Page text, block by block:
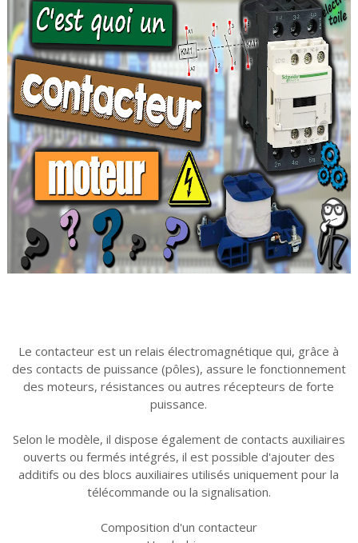
Le contacteur est un relais électromagnétique qui, grâce à
des contacts de puissance (pôles), assure le fonctionnement
des moteurs, résistances ou autres récepteurs de forte
puissance.
Selon le modèle, il dispose également de contacts auxiliaires
ouverts ou fermés intégrés, il est possible d'ajouter des
additifs ou des blocs auxiliaires utilisés uniquement pour la
télécommande ou la signalisation.
Composition d'un contacteur